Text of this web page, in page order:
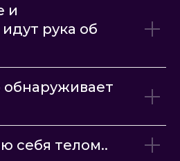
и
рука об
обнаруживает
себя телом..